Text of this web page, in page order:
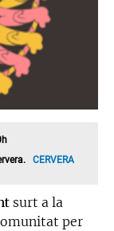
CERVERA
surt a la
per